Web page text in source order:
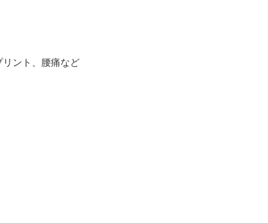
ント、腰痛など